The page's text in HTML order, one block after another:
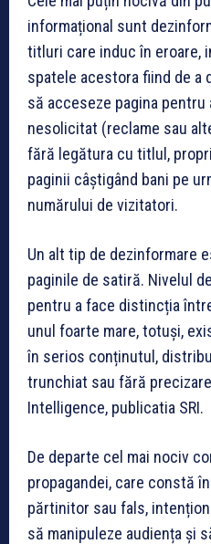
informațional sunt
titluri care induc în eroare,
spatele acestora fiind de a
să acceseze pagina
nesolicitat (reclame sau
fără legătura cu titlul,
paginii câștigând bani pe
numărului de vizitatori.
Un alt tip de dezinformare
paginile de satiră. Nivelul
pentru a face distincția
unul foarte mare, totuși,
în serios conținutul,
trunchiat sau fără
Intelligence, publicatia SRI.
De departe cel mai nociv
propagandei, care constă
părtinitor sau fals,
să manipuleze audiența și